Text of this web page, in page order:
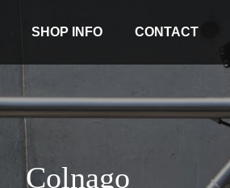
SHOP INFO CONTACT
Colnago